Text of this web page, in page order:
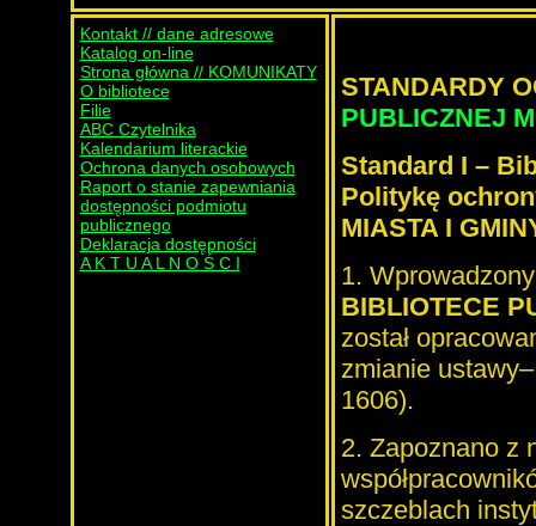
Kontakt // dane adresowe
Katalog on-line
Strona główna // KOMUNIKATY
O bibliotece
Filie
ABC Czytelnika
Kalendarium literackie
Ochrona danych osobowych
Raport o stanie zapewniania
dostępności podmiotu
publicznego
Deklaracja dostępności
A K T U A L N O Ś C I
STANDARDY
PUBLICZNEJ
Standard I –
Politykę
MIASTA I
1.
BIBLIOTECE
został
zmianie
1606).
2. Zapoznano z
szczeblach